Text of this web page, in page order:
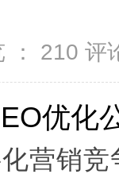
210 评
优化
营销